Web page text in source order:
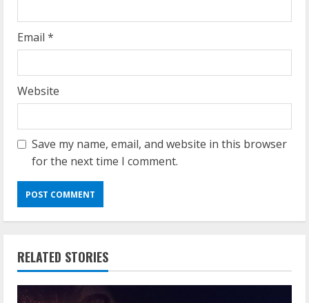
Email *
Website
Save my name, email, and website in this browser
for the next time I comment.
RELATED STORIES